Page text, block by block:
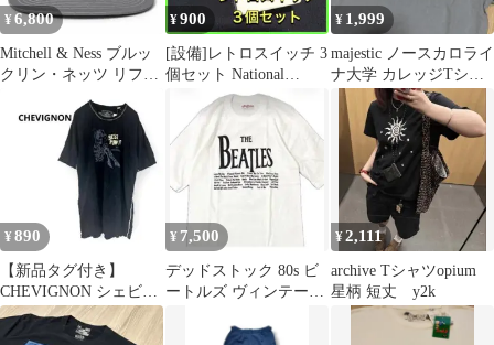
¥ 6,800
Mitchell & Ness ブルッ
クリン・ネッツ リフレ
¥900
[設備]レトロスイッチ 3
個セット National
TOSHIBA
¥ 1,999
majestic ノースカロライ
ナ大学 カレッジTシャ
ツ メンズL 水色 送料込
¥ 890
【新品タグ付き】
CHEVIGNON シェビニ
オン プリントTシャツ
半袖 黒 M
¥ 7,500
デッドストック 80s ビ
ートルズ ヴィンテージ
¥2,111
archive Tシャツopium
星柄 短丈 y2k